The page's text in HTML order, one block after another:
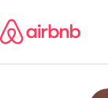
sisältö
väliin